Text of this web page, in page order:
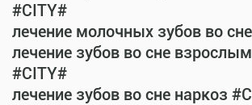
#CITY#
лечение молочных зубов во
лечение зубов во сне
#CITY#
лечение зубов во сне наркоз